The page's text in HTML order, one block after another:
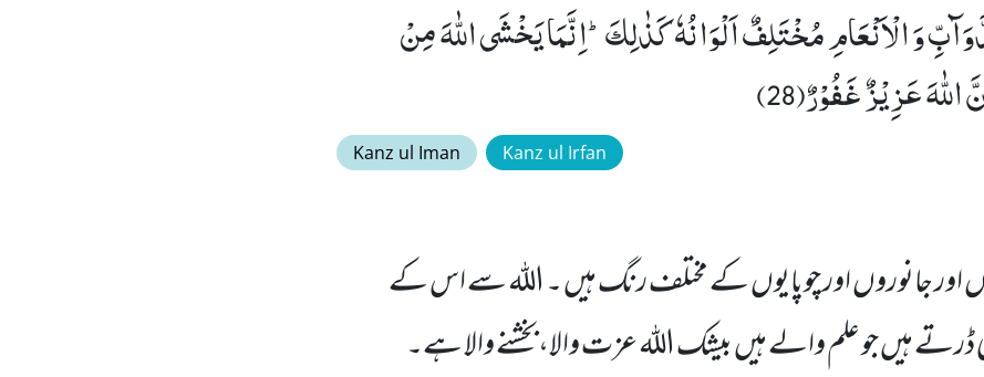
وَ الْاَنْعَامِ مُخْتَلِفٌ اَلْوَانُهٗ كَذٰلِكَؕ-اِنَّمَا یَخْشَى اللّٰهَ مِنْ
عَزِیْزٌ غَفُوْرٌ(28)
Kanz ul Iman Kanz ul Irfan
اور جانوروں اور چوپایوں کے مختلف رنگ ہیں ۔ اللہ سے اس کے
ہیں جو علم والے ہیں بیشک اللہ عزت والا،بخشنے والا ہے۔